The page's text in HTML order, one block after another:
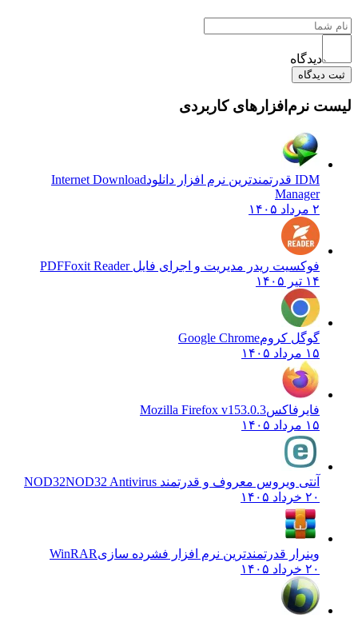
دیدگاه
ثبت دیدگاه
لیست نرم‌افزارهای کاربردی
IDM قدرتمندترین نرم افزار دانلود
Internet Download
Manager
۲ مرداد ۱۴۰۵
فوکسیت ریدر مدیریت و اجرای فایل PDFFoxit Reader
۱۴ تیر ۱۴۰۵
گوگل کرومGoogle Chrome
۱۵ مرداد ۱۴۰۵
فایرفاکسMozilla Firefox v153.0.3
۱۵ مرداد ۱۴۰۵
آنتی ویروس معروف و قدرتمند NOD32 NOD32 Antivirus
۲۰ خرداد ۱۴۰۵
وینرار قدرتمندترین نرم افزار فشرده سازیWinRAR
۲۰ خرداد ۱۴۰۵